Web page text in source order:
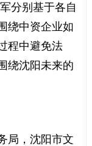
分别基于各自
绕中资企业如
程中避免法
绕沈阳未来的
，沈阳市文